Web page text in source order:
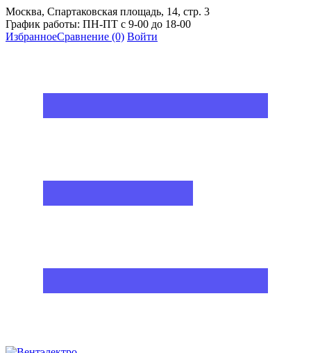
Москва, Спартаковская площадь, 14, стр. 3
График работы: ПН-ПТ с 9-00 до 18-00
ИзбранноеСравнение (0) Войти